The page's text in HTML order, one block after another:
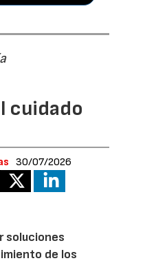
cuidado
30/07/2026
soluciones
de los